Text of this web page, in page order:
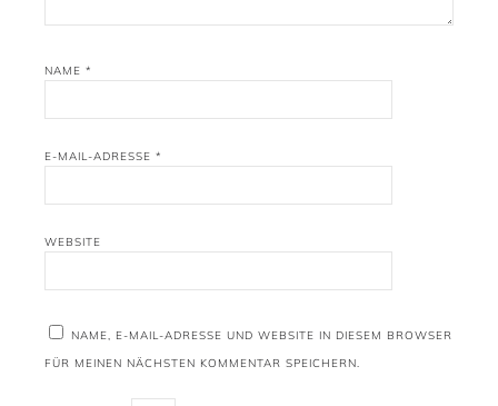
NAME *
E-MAIL-ADRESSE *
WEBSITE
NAME, E-MAIL-ADRESSE UND WEBSITE IN DIESEM BROWSER
FÜR MEINEN NÄCHSTEN KOMMENTAR SPEICHERN.